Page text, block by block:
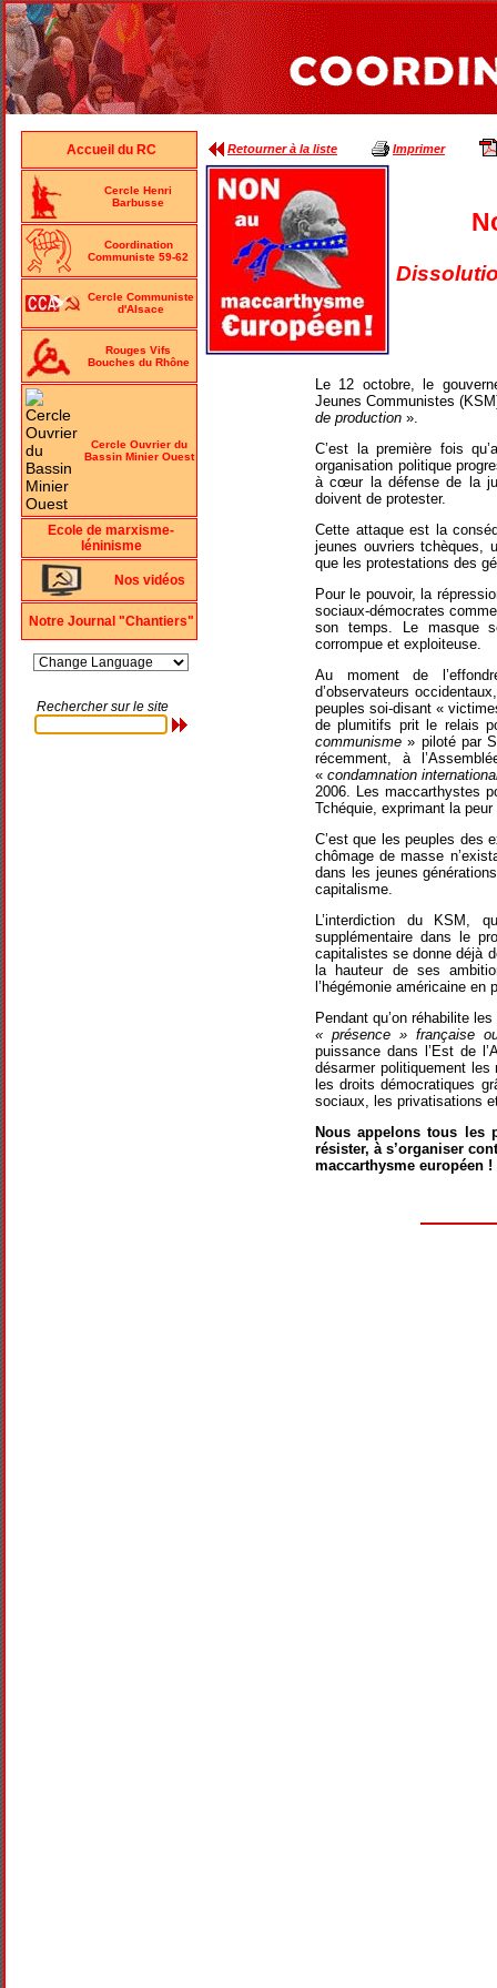
Accueil du RC
Cercle Henri
Barbusse
Coordination
Communiste 59-62
Cercle Communiste
d'Alsace
Rouges Vifs
Bouches du Rhône
Cercle Ouvrier du
Bassin Minier Ouest
Ecole de marxisme-
léninisme
Nos vidéos
Notre Journal "Chantiers"
Rechercher sur le site
Retourner à la liste Imprimer
Le 12 octobre, le
Jeunes Communistes
de production ».
C’est la première fois
organisation politique
à cœur la défense de la
doivent de protester.
Cette attaque est la
jeunes ouvriers tchèques,
que les protestations des
Pour le pouvoir, la
sociaux-démocrates
son temps. Le masque
corrompue et exploiteuse.
Au moment de
d’observateurs
peuples soi-disant «
de plumitifs prit le relais
communisme » piloté par
récemment, à
«condamnation
2006. Les maccarthystes
Tchéquie, exprimant la
C’est que les peuples des
chômage de masse
dans les jeunes
capitalisme.
L’interdiction du KSM,
supplémentaire dans le
capitalistes se donne déjà
la hauteur de ses
l’hégémonie américaine en
Pendant qu’on réhabilite
« présence » française
puissance dans l’Est de
désarmer politiquement
les droits démocratiques
sociaux, les privatisations
Nous appelons tous les
résister, à s’organiser
maccarthysme européen !